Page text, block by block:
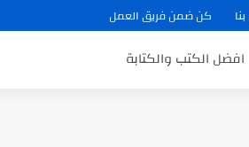
كن ضمن فريق العمل
افضل الكتب والكتابة